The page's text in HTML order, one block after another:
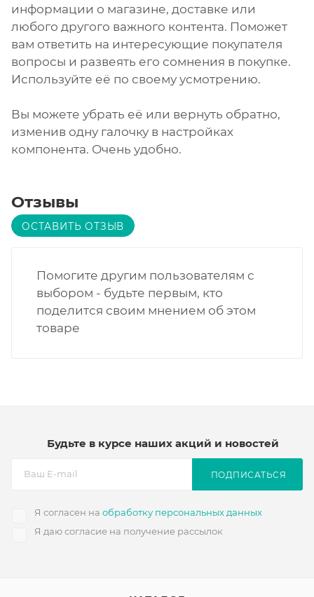
информации о магазине, доставке или
любого другого важного контента. Поможет
вам ответить на интересующие покупателя
вопросы и развеять его сомнения в покупке.
Используйте её по своему усмотрению.
Вы можете убрать её или вернуть обратно,
изменив одну галочку в настройках
компонента. Очень удобно.
Отзывы
ОСТАВИТЬ ОТЗЫВ
Помогите другим пользователям с
выбором - будьте первым, кто
поделится своим мнением об этом
товаре
Будьте в курсе наших акций и новостей
Я согласен на обработку персональных данных
Я даю согласие на получение рассылок
ПОДПИСАТЬСЯ